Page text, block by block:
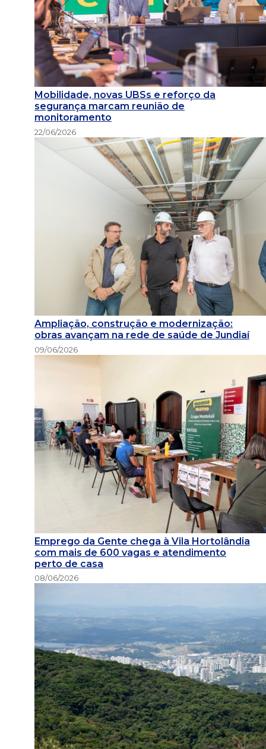
Mobilidade, novas UBSs e reforço da
segurança marcam reunião de
monitoramento
22/06/2026
Ampliação, construção e modernização:
obras avançam na rede de saúde de Jundiaí
09/06/2026
Emprego da Gente chega à Vila Hortolândia
com mais de 600 vagas e atendimento
perto de casa
08/06/2026